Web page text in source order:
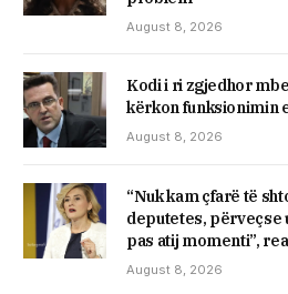
August 8, 2026
Kodi i ri zgjedhor
kërkon funksionimin
August 8, 2026
“Nuk kam çfarë të
deputetes, përveçse
pas atij momenti”,
August 8, 2026